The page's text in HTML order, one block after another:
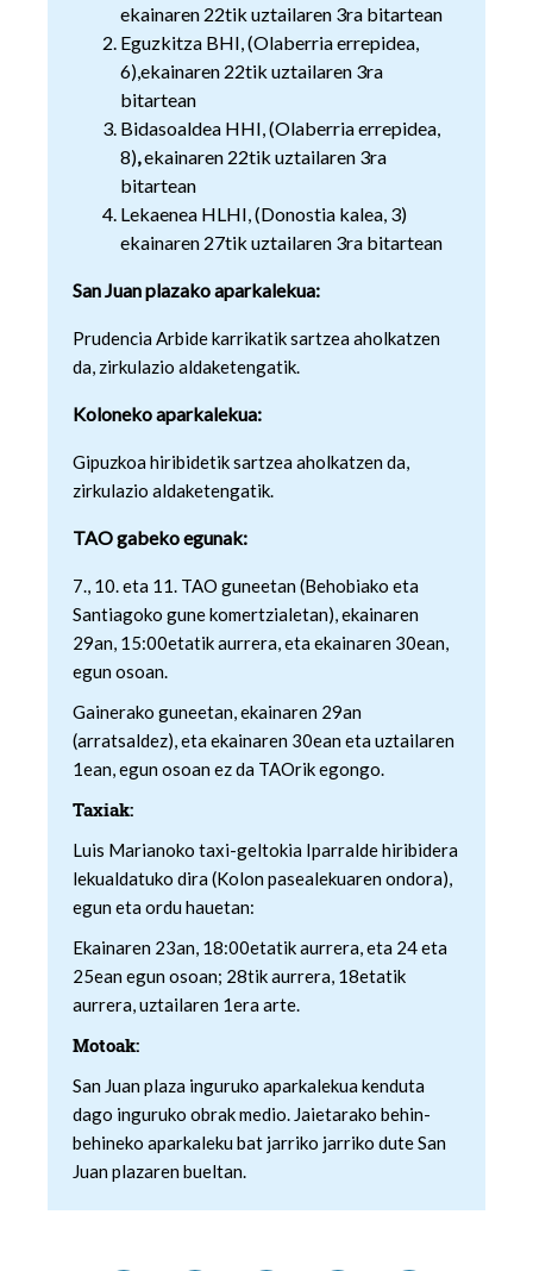
ekainaren 22tik uztailaren 3ra bitartean
Eguzkitza BHI, (Olaberria errepidea,
6),ekainaren 22tik uztailaren 3ra
bitartean
Bidasoaldea HHI, (Olaberria errepidea,
8),ekainaren 22tik uztailaren 3ra
bitartean
Lekaenea HLHI, (Donostia kalea, 3)
ekainaren 27tik uztailaren 3ra bitartean
San Juan plazako aparkalekua:
Prudencia Arbide karrikatik sartzea aholkatzen
da, zirkulazio aldaketengatik.
Koloneko aparkalekua:
Gipuzkoa hiribidetik sartzea aholkatzen da,
zirkulazio aldaketengatik.
TAO gabeko egunak:
7., 10. eta 11. TAO guneetan (Behobiako eta
Santiagoko gune komertzialetan), ekainaren
29an, 15:00etatik aurrera, eta ekainaren 30ean,
egun osoan.
Gainerako guneetan, ekainaren 29an
(arratsaldez), eta ekainaren 30ean eta uztailaren
1ean, egun osoan ez da TAOrik egongo.
Taxiak:
Luis Marianoko taxi-geltokia Iparralde hiribidera
lekualdatuko dira (Kolon pasealekuaren ondora),
egun eta ordu hauetan:
Ekainaren 23an, 18:00etatik aurrera, eta 24 eta
25ean egun osoan; 28tik aurrera, 18etatik
aurrera, uztailaren 1era arte.
Motoak:
San Juan plaza inguruko aparkalekua kenduta
dago inguruko obrak medio. Jaietarako behin-
behineko aparkaleku bat jarriko jarriko dute San
Juan plazaren bueltan.